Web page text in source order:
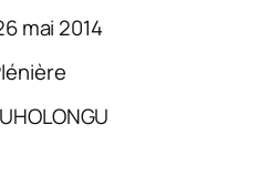
mai 2014